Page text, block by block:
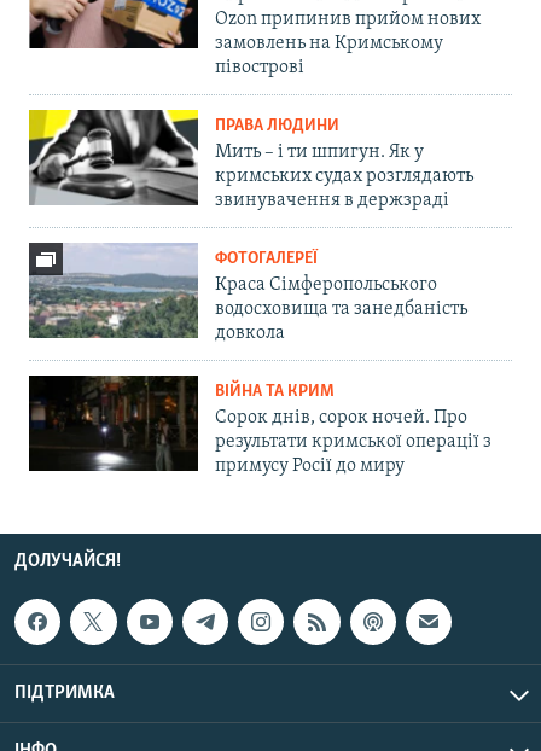
Ozon припинив прийом нових
замовлень на Кримському
півострові
ПРАВА ЛЮДИНИ
Мить – і ти шпигун. Як у
кримських судах розглядають
звинувачення в держзраді
ФОТОГАЛЕРЕЇ
Краса Сімферопольського
водосховища та занедбаність
довкола
ВІЙНА ТА КРИМ
Сорок днів, сорок ночей. Про
результати кримської операції з
примусу Росії до миру
ДОЛУЧАЙСЯ!
ПІДТРИМКА